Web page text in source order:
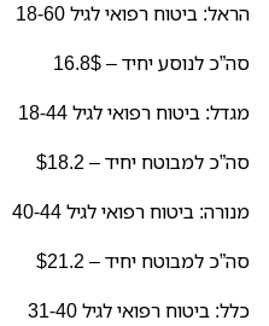
הראל: ביטוח רפואי לגיל 18-60
סה”כ לנוסע יחיד – 16.8$
מגדל: ביטוח רפואי לגיל 18-44
סה”כ למבוטח יחיד – $18.2
מנורה: ביטוח רפואי לגיל 40-44
סה”כ למבוטח יחיד – $21.2
כלל: ביטוח רפואי לגיל 31-40